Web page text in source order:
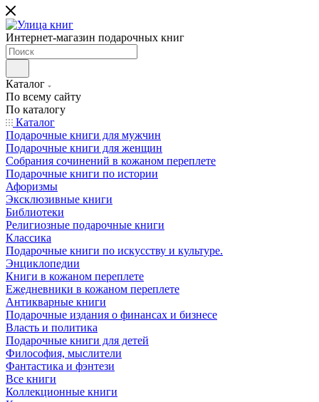
Интернет-магазин подарочных книг
Каталог
По всему сайту
По каталогу
Каталог
Подарочные книги для мужчин
Подарочные книги для женщин
Собрания сочинений в кожаном переплете
Подарочные книги по истории
Афоризмы
Эксклюзивные книги
Библиотеки
Религиозные подарочные книги
Классика
Подарочные книги по искусству и культуре.
Энциклопедии
Книги в кожаном переплете
Ежедневники в кожаном переплете
Антикварные книги
Подарочные издания о финансах и бизнесе
Власть и политика
Подарочные книги для детей
Философия, мыслители
Фантастика и фэнтези
Все книги
Коллекционные книги